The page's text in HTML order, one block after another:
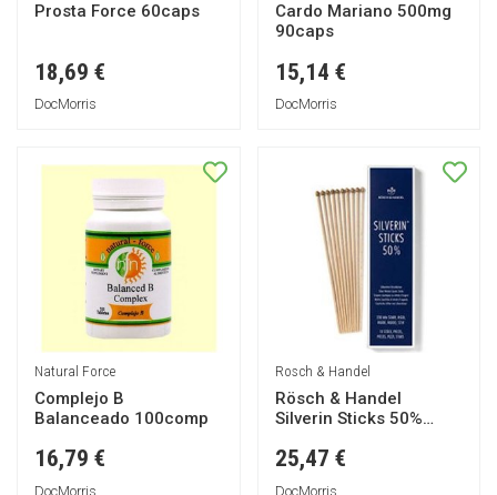
Prosta Force 60caps
18,69 €
DocMorris
Cardo Mariano 500mg
90caps
15,14 €
DocMorris
Natural Force
Complejo B
Balanceado 100comp
16,79 €
DocMorris
Rosch & Handel
Rösch & Handel
Silverin Sticks 50%
10uts
25,47 €
DocMorris